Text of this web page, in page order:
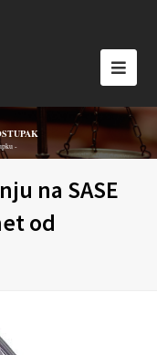
-
na SASE
od